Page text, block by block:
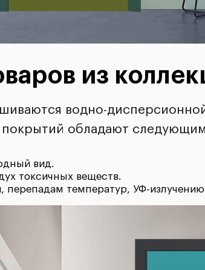
из
водно-
обладают
вид.
токсичных веществ.
перепадам температур, УФ-